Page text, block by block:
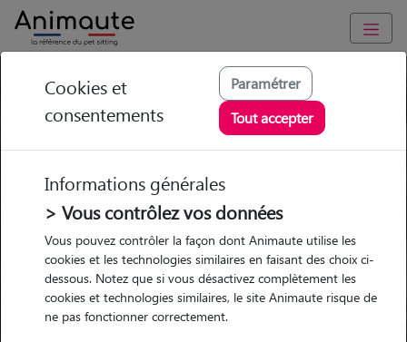
Trouvez votre gardien idéal !
Garde
chez le Pet Sitter
Garde
chez le Pet Sitter Visites
Visites
Cookies et
consentements
Paramétrer
Tout accepter
Informations générales
> Vous contrôlez vos données
Vous pouvez contrôler la façon dont Animaute utilise les
cookies et les technologies similaires en faisant des choix ci-
dessous. Notez que si vous désactivez complètement les
cookies et technologies similaires, le site Animaute risque de
ne pas fonctionner correctement.